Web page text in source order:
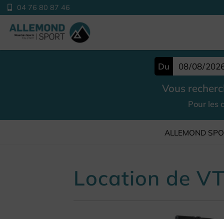
04 76 80 87 46
Du
Vous
Pour les
ALLEMOND
Location de